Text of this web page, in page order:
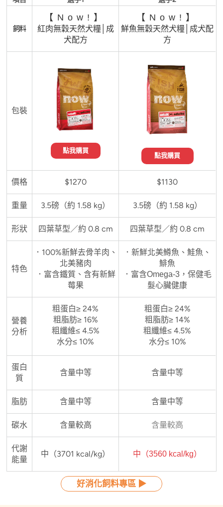
飼料
【Now!】
紅肉無穀天然犬糧│成
犬配方
【Now!】
鮮魚無穀天然犬糧│成犬配
方
包裝
點我購買
點我購買
價格 $1270 $1130
重量 3.5磅（約 1.58 kg） 3.5磅（約 1.58 kg）
形狀 四葉草型／約 0.8 cm 四葉草型／約 0.8 cm
特色
．100%新鮮去骨羊肉、
北美豬肉
．富含鐵質、含有新鮮
莓果
．新鮮北美鱒魚、鮭魚、
鯡魚
．富含Omega-3，保健毛
髮心臟健康
營養
分析
粗蛋白≥ 24%
粗脂肪≥ 16%
粗纖維≤ 4.5%
水分≤ 10%
粗蛋白≥ 24%
粗脂肪≥ 14%
粗纖維≤ 4.5%
水分≤ 10%
蛋白
質
含量中等 含量中等
脂肪 含量中等 含量中等
碳水 含量較高 含量較高
代謝
能量
中（3701 kcal/kg） 中（3560 kcal/kg）
好消化飼料專區 ▶